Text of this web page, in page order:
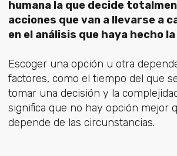
humana la que decide
acciones que van a llevarse a
en el análisis que haya hecho la
Escoger una opción u otra
factores, como el tiempo del que
tomar una decisión y la
significa que no hay opción mejor
depende de las circunstancias.